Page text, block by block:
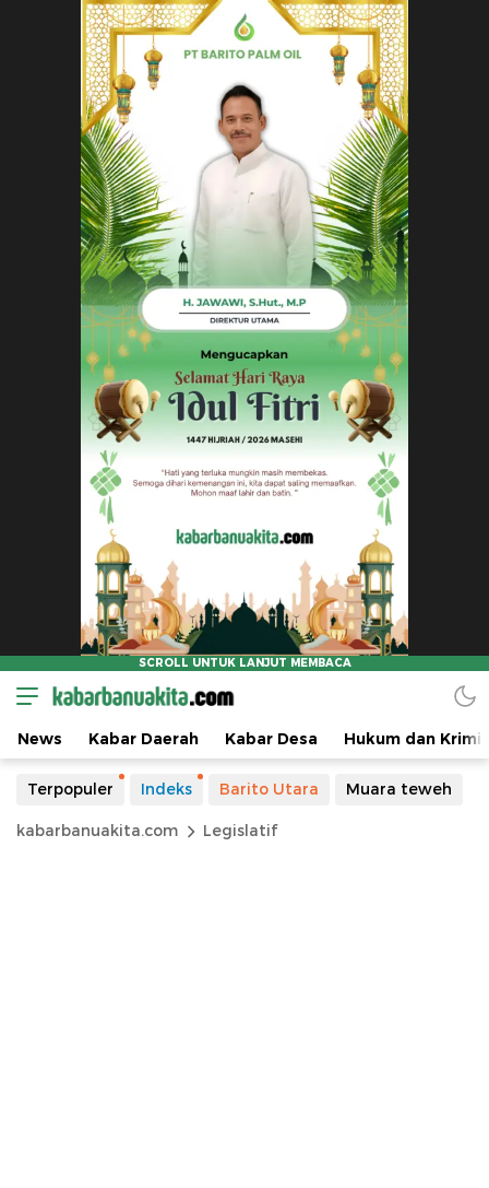
News Kabar Daerah Kabar Desa Hukum dan
Terpopuler Indeks Barito Utara Muara teweh
kabarbanuakita.com Legislatif